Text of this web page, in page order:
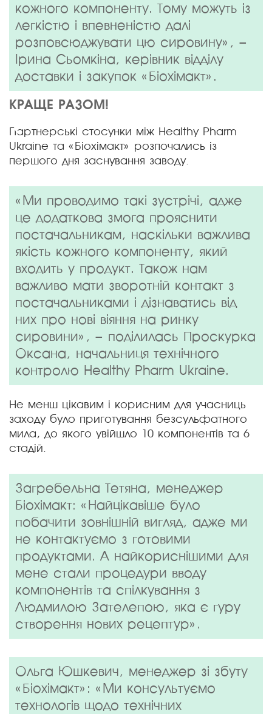
кожного компоненту. Тому можуть із
легкістю і впевненістю далі
розповсюджувати цю сировину», –
Ірина Сьомкіна, керівник відділу
доставки і закупок «Біохімакт».
КРАЩЕ РАЗОМ!
❮
Партнерські стосунки між Healthy Pharm
Ukraine та «Біохімакт» розпочались із
першого дня заснування заводу.
«Ми проводимо такі зустрічі, адже
це додаткова змога прояснити
постачальникам, наскільки важлива
якість кожного компоненту, який
входить у продукт. Також нам
важливо мати зворотній контакт з
постачальниками і дізнаватись від
них про нові віяння на ринку
сировини», – поділилась Проскурка
Оксана, начальниця технічного
контролю Healthy Pharm Ukraine.
Не менш цікавим і корисним для учасниць
заходу було приготування безсульфатного
мила, до якого увійшло 10 компонентів та 6
стадій.
Загребельна Тетяна, менеджер
Біохімакт: «Найцікавіше було
побачити зовнішній вигляд, адже ми
не контактуємо з готовими
продуктами. А найкориснішими для
мене стали процедури вводу
компонентів та спілкування з
Людмилою Зателепою, яка є гуру
створення нових рецептур».
Ольга Юшкевич, менеджер зі збуту
«Біохімакт»: «Ми консультуємо
технологів щодо технічних